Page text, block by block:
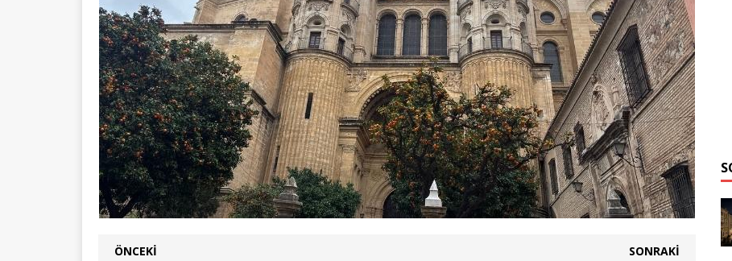
ÖNCEKI SONRAKI